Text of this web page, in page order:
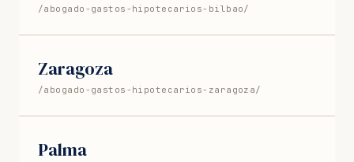
/abogado-gastos-hipotecarios-bilbao/
Zaragoza
/abogado-gastos-hipotecarios-zaragoza/
Palma